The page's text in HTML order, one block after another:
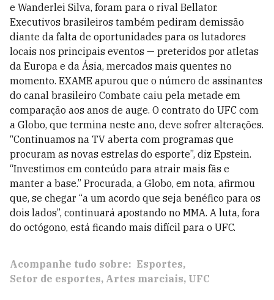
e Wanderlei Silva, foram para o rival Bellator.
Executivos brasileiros também pediram demissão
diante da falta de oportunidades para os lutadores
locais nos principais eventos — preteridos por atletas
da Europa e da Ásia, mercados mais quentes no
momento. EXAME apurou que o número de assinantes
do canal brasileiro Combate caiu pela metade em
comparação aos anos de auge. O contrato do UFC com
a Globo, que termina neste ano, deve sofrer alterações.
“Continuamos na TV aberta com programas que
procuram as novas estrelas do esporte”, diz Epstein.
“Investimos em conteúdo para atrair mais fãs e
manter a base.” Procurada, a Globo, em nota, afirmou
que, se chegar “a um acordo que seja benéfico para os
dois lados”, continuará apostando no MMA. A luta, fora
do octógono, está ficando mais difícil para o UFC.
Acompanhe tudo sobre: Esportes
Setor de esportes Artes marciais UFC